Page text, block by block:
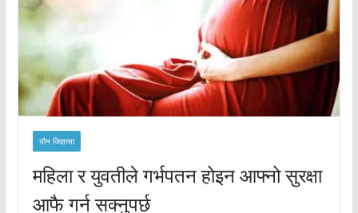
यौन जिज्ञासा
महिला र युवतीले गर्भपतन होइन आफ्नो सुरक्षा
आफै गर्न सक्नुपर्छ